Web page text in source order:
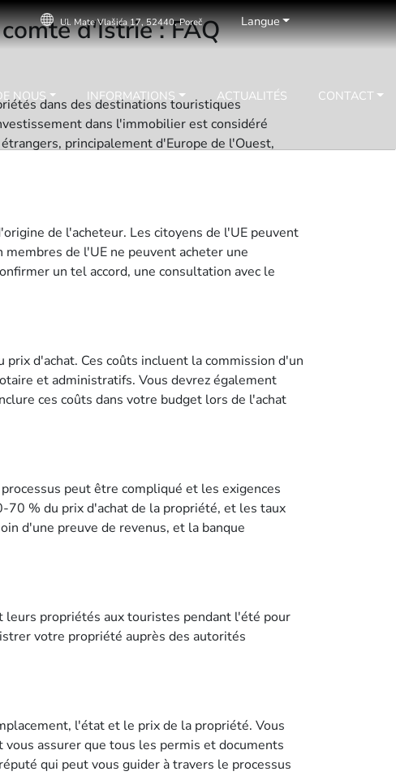
Ul. Mate Vlašića 17, 52440, Poreč Langue
NOUS INFORMATIONS ACTUALITÉS CONTACT
d'Istrie : FAQ
dans des destinations touristiques
dans l'immobilier est considéré
principalement d'Europe de l'Ouest,
de l'acheteur. Les citoyens de l'UE peuvent
de l'UE ne peuvent acheter une
un tel accord, une consultation avec le
d'achat. Ces coûts incluent la commission d'un
et administratifs. Vous devrez également
ces coûts dans votre budget lors de l'achat
peut être compliqué et les exigences
% du prix d'achat de la propriété, et les taux
d'une preuve de revenus, et la banque
propriétés aux touristes pendant l'été pour
votre propriété auprès des autorités
l'état et le prix de la propriété. Vous
assurer que tous les permis et documents
qui peut vous guider à travers le processus